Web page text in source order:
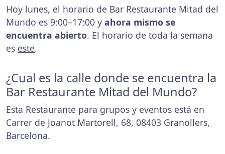
Hoy lunes, el horario de Bar Restaurante Mitad del
Mundo es 9:00–17:00 y ahora mismo se
encuentra abierto. El horario de toda la semana
es este.
¿Cual es la calle donde se encuentra la
Bar Restaurante Mitad del Mundo?
Esta Restaurante para grupos y eventos está en
Carrer de Joanot Martorell, 68, 08403 Granollers,
Barcelona.